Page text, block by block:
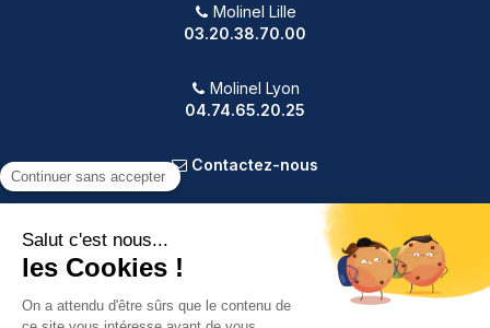
Molinel Lille
03.20.38.70.00
Molinel Lyon
04.74.65.20.25
Contactez-nous
PRODUITS